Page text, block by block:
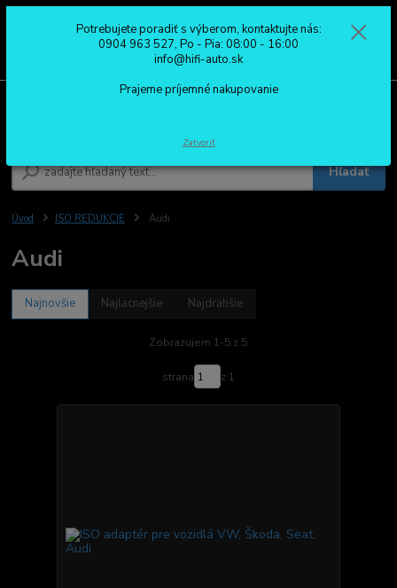
Hľadať
0904 963 527
Po - Pia: 08:00 - 16:00
Úvod ISO REDUKCIE Audi
Audi
Najnovšie Najlacnejšie Najdrahšie
Zobrazujem 1-5 z 5
strana z 1
Potrebujete poradiť s výberom, kontaktujte nás:
0904 963 527, Po - Pia: 08:00 - 16:00
info@hifi-auto.sk
Prajeme príjemné nakupovanie
Zatvoriť